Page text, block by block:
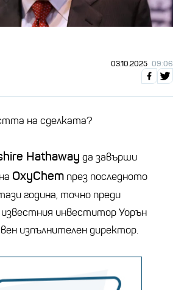
03.10.2025 09:06
на сделката?
Hathaway да завърши
OxyChem през последното
година, точно преди
инвеститор Уорън
изпълнителен директор.